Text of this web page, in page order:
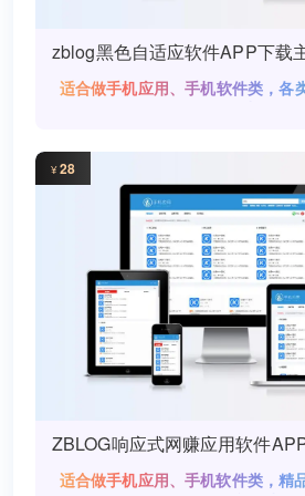
zblog黑色自适应软件APP下载
适合做手机应用、手机软件类，各
¥28
ZBLOG响应式网赚应用软件
适合做手机应用、手机软件类，精